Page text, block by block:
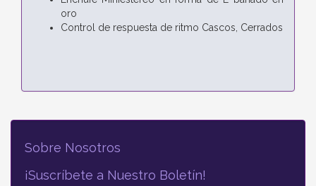
oro
Control de respuesta de ritmo Cascos, Cerrados
Sobre Nosotros
¡Suscríbete a Nuestro Boletín!